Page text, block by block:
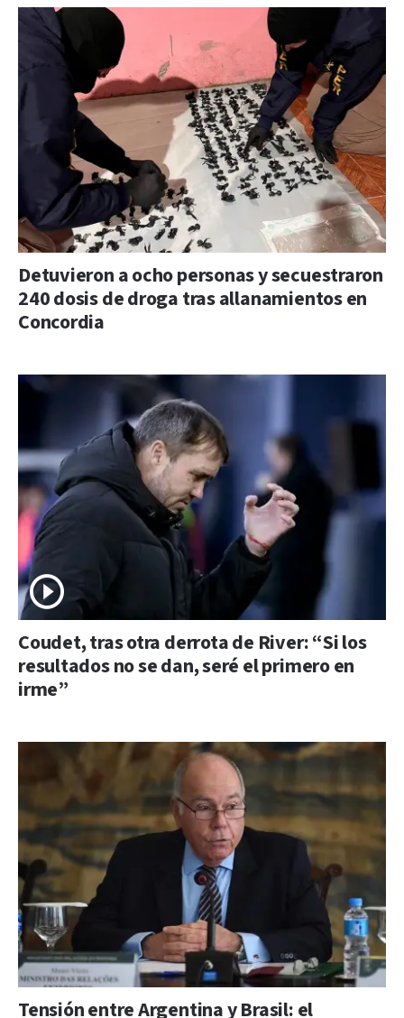
Detuvieron a ocho personas y secuestraron
240 dosis de droga tras allanamientos en
Concordia
Coudet, tras otra derrota de River: “Si los
resultados no se dan, seré el primero en
irme”
Tensión entre Argentina y Brasil: el